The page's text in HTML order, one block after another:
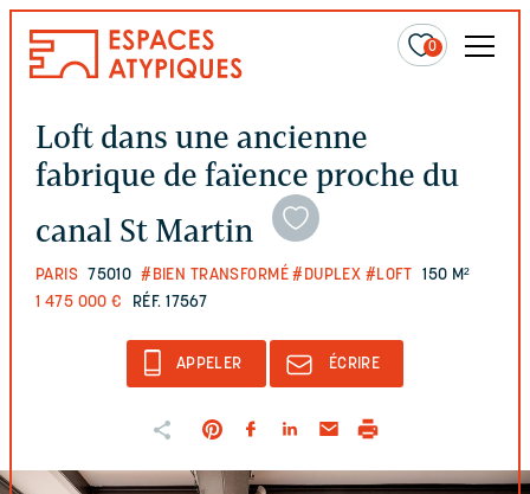
0
Loft dans une ancienne
fabrique de faïence proche du
canal St Martin
PARIS 75010 #BIEN TRANSFORMÉ #DUPLEX #LOFT
150 M²
1 475 000 €
RÉF. 17567
APPELER ÉCRIRE